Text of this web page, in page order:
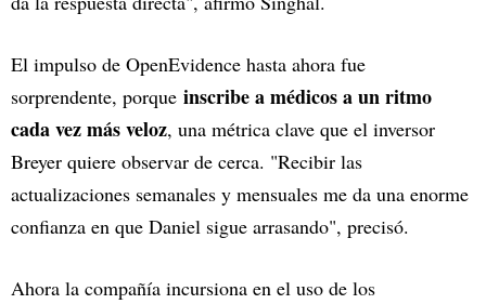
El impulso de OpenEvidence hasta ahora fue
sorprendente, porque inscribe a médicos a un ritmo
cada vez más veloz, una métrica clave que el inversor
Breyer quiere observar de cerca. "Recibir las
actualizaciones semanales y mensuales me da una enorme
confianza en que Daniel sigue arrasando", precisó.
Ahora la compañía incursiona en el uso de los